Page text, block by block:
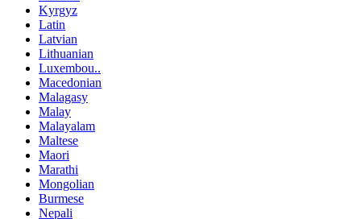
Kyrgyz
Latin
Latvian
Lithuanian
Luxembou..
Macedonian
Malagasy
Malay
Malayalam
Maltese
Maori
Marathi
Mongolian
Burmese
Nepali